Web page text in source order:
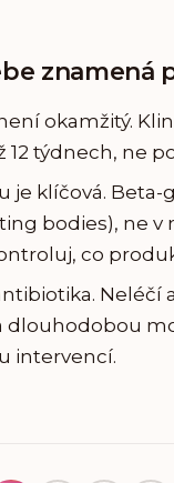
znamená
okamžitý.
12 týdnech, ne
je klíčová. Beta-
bodies), ne v
co
Neléčí
dlouhodobou
intervencí.